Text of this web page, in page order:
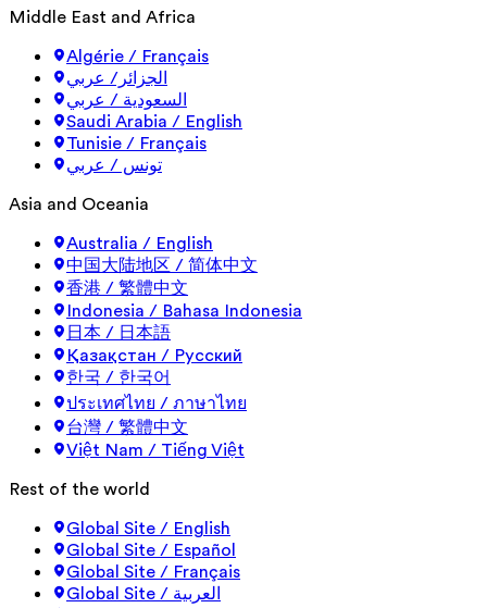
Middle East and Africa
Algérie / Français
الجزائر/ عربي
السعودية / عربي
Saudi Arabia / English
Tunisie / Français
تونس / عربي
Asia and Oceania
Australia / English
中国大陆地区 / 简体中文
香港 / 繁體中文
Indonesia / Bahasa Indonesia
日本 / 日本語
Қазақстан / Русский
한국 / 한국어
ประเทศไทย / ภาษาไทย
台灣 / 繁體中文
Việt Nam / Tiếng Việt
Rest of the world
Global Site / English
Global Site / Español
Global Site / Français
Global Site / العربية